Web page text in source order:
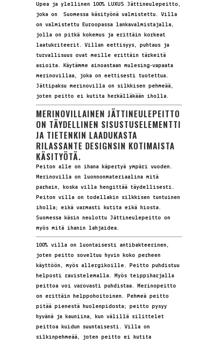
Upea ja ylellinen 100% LUXUS Jättineulepeitto,
joka on Suomessa käsityönä valmistettu. Villa
on valmistettu Euroopassa lankavalmistajalla,
jolla on pitkä kokemus ja erittäin korkeat
laatukriteerit. Villan eettisyys, puhtaus ja
turvallisuus ovat meille erittäin tärkeitä
asioita. Käytämme ainoastaan mulesing-vapaata
merinovillaa, joka on eettisesti tuotettua.
Jättipaksu merinovilla on silkkisen pehmeää,
joten peitto ei kutita herkälläkään iholla.
MERINOVILLAINEN JÄTTINEULEPEITTO
ON TÄYDELLINEN SISUSTUSELEMENTTI
JA TIETENKIN LAADUKASTA
RILASSANTE DESIGNSIN KOTIMAISTA
KÄSITYÖTÄ.
Peiton alle on ihana käpertyä ympäri vuoden.
Merinovilla on luonnonmateriaalina mitä
parhain, koska villa hengittää täydellisesti.
Peiton villa on todellakin silkkisen tuntuinen
iholla; eikä varmasti kutita eikä hiosta.
Suomessa käsin neulottu Jättineulepeitto on
myös mitä ihanin lahjaidea.
100% villa on luontaisesti antibakteerinen,
joten peitto soveltuu hyvin koko perheen
käyttöön, myös allergikoille. Peitto puhdistuu
helposti ravistelemalla. Myös teippiharjalla
peittoa voi varovasti puhdistaa. Merinopeitto
on erittäin helppohoitoinen. Pehmeä peitto
pitää pienestä huolenpidosta; peitto pysyy
hyvänä ja kauniina, kun välillä silittelet
peittoa kuidun suuntaisesti. Villa on
silkinpehmeää, joten peitto ei kutita